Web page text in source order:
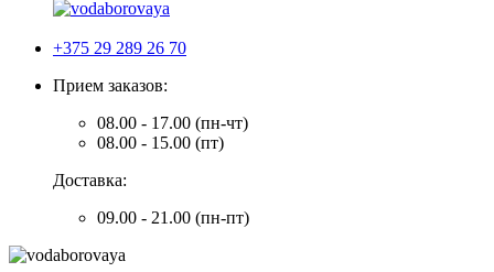
+375 29 289 26 70
Прием заказов:
08.00 - 17.00 (пн-чт)
08.00 - 15.00 (пт)
Доставка:
09.00 - 21.00 (пн-пт)